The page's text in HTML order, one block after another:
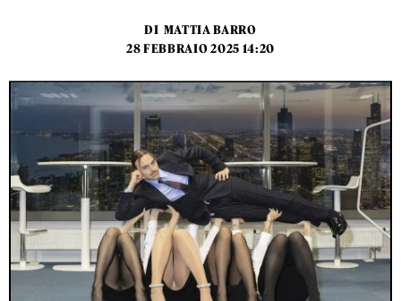
DI MATTIA BARRO
28 FEBBRAIO 2025 14:20